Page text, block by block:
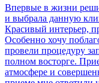
Впервые в жизни
и выбрала данную
Красивый интерьер,
Особенно хочу
провели процедуру
полном восторге.
атмосфере и